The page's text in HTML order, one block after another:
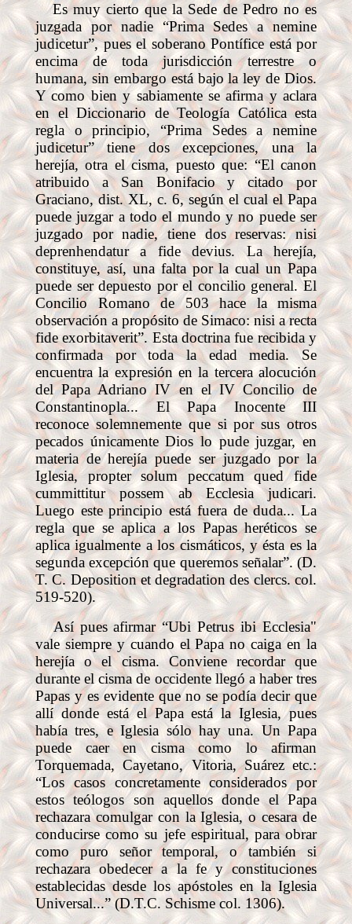
Es muy cierto que la Sede de Pedro no es
juzgada por nadie “Prima Sedes a nemine
judicetur”, pues el soberano Pontífice está por
encima de toda jurisdicción terrestre o
humana, sin embargo está bajo la ley de Dios.
Y como bien y sabiamente se afirma y aclara
en el Diccionario de Teología Católica esta
regla o principio, “Prima Sedes a nemine
judicetur” tiene dos excepciones, una la
herejía, otra el cisma, puesto que: “El canon
atribuido a San Bonifacio y citado por
Graciano, dist. XL, c. 6, según el cual el Papa
puede juzgar a todo el mundo y no puede ser
juzgado por nadie, tiene dos reservas: nisi
deprenhendatur a fide devius. La herejía,
constituye, así, una falta por la cual un Papa
puede ser depuesto por el concilio general. El
Concilio Romano de 503 hace la misma
observación a propósito de Simaco: nisi a recta
fide exorbitaverit”. Esta doctrina fue recibida y
confirmada por toda la edad media. Se
encuentra la expresión en la tercera alocución
del Papa Adriano IV en el IV Concilio de
Constantinopla... El Papa Inocente III
reconoce solemnemente que si por sus otros
pecados únicamente Dios lo pude juzgar, en
materia de herejía puede ser juzgado por la
Iglesia, propter solum peccatum qued fide
cummittitur possem ab Ecclesia judicari.
Luego este principio está fuera de duda... La
regla que se aplica a los Papas heréticos se
aplica igualmente a los cismáticos, y ésta es la
segunda excepción que queremos señalar”. (D.
T. C. Deposition et degradation des clercs. col.
519-520).
Así pues afirmar “Ubi Petrus ibi Ecclesia"
vale siempre y cuando el Papa no caiga en la
herejía o el cisma. Conviene recordar que
durante el cisma de occidente llegó a haber tres
Papas y es evidente que no se podía decir que
allí donde está el Papa está la Iglesia, pues
había tres, e Iglesia sólo hay una. Un Papa
puede caer en cisma como lo afirman
Torquemada, Cayetano, Vitoria, Suárez etc.:
“Los casos concretamente considerados por
estos teólogos son aquellos donde el Papa
rechazara comulgar con la Iglesia, o cesara de
conducirse como su jefe espiritual, para obrar
como puro señor temporal, o también si
rechazara obedecer a la fe y constituciones
establecidas desde los apóstoles en la Iglesia
Universal...” (D.T.C. Schisme col. 1306).